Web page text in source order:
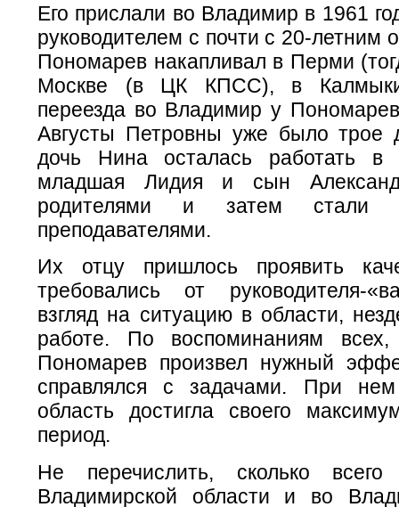
Его прислали во Владимир в 1961
руководителем с почти с 20-летним
Пономарев накапливал в Перми
Москве (в ЦК КПСС), в
переезда во Владимир у
Августы Петровны уже было трое
дочь Нина осталась работать
младшая Лидия и сын
родителями и затем стали
преподавателями.
Их отцу пришлось проявить
требовались от руководителя-
взгляд на ситуацию в области,
работе. По воспоминаниям
Пономарев произвел нужный
справлялся с задачами. При нем
область достигла своего
период.
Не перечислить, сколько
Владимирской области и во